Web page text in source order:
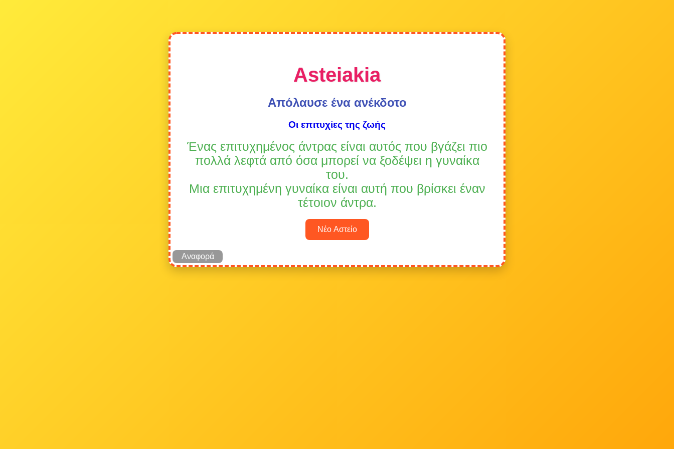
Asteiakia
Απόλαυσε ένα ανέκδοτο
Οι επιτυχίες της ζωής
Ένας επιτυχημένος άντρας είναι αυτός που βγάζει πιο
πολλά λεφτά από όσα μπορεί να ξοδέψει η γυναίκα
του.
Μια επιτυχημένη γυναίκα είναι αυτή που βρίσκει έναν
τέτοιον άντρα.
Νέο Αστείο
Αναφορά